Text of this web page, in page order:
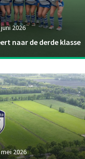
2026
naar de derde klasse
2026